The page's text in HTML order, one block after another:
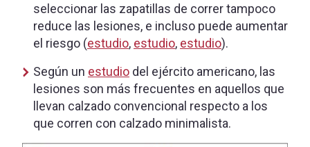
seleccionar las zapatillas de correr tampoco
reduce las lesiones, e incluso puede aumentar
el riesgo (estudio, estudio, estudio).
Según un estudio del ejército americano, las
lesiones son más frecuentes en aquellos que
llevan calzado convencional respecto a los
que corren con calzado minimalista.